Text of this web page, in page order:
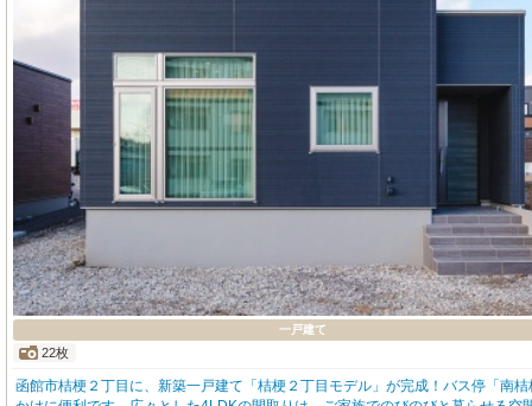
一戸建て
22枚
函館市桔梗２丁目に、新築一戸建て「桔梗２丁目モデル」が完成！バス停「南